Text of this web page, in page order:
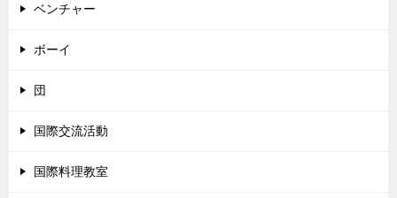
ベンチャー
ボーイ
団
国際交流活動
国際料理教室